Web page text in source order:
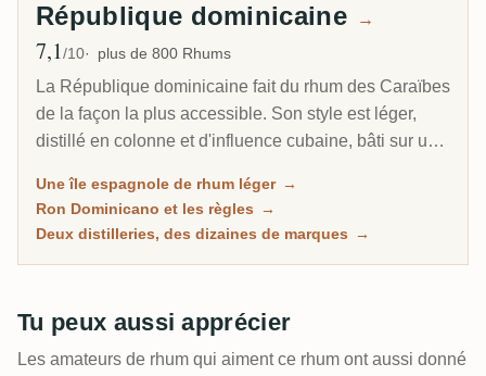
République dominicaine →
Note moyenne
7,1/10 plus de 800 Rhums
La République dominicaine fait du rhum des Caraïbes
de la façon la plus accessible. Son style est léger,
distillé en colonne et d'influence cubaine, bâti sur un
sur le funk lourd de la Jamaïque ou de la Guyane.
Des dizaines de marques familières remplissent les
Une île espagnole de rhum léger →
Ron Dominicano et les règles →
Deux distilleries, des dizaines de marques →
Tu peux aussi apprécier
Les amateurs de rhum qui aiment ce rhum ont aussi donné